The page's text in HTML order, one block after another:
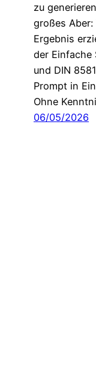
zu
großes
Ergebnis
der Einfache
und DIN
Prompt in
Ohne
06/05/2026